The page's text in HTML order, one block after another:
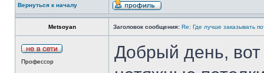
Вернуться к началу
Metsoyan Заголовок сообщения: Re: Где лучше заказывать
Профессор
Добрый день,